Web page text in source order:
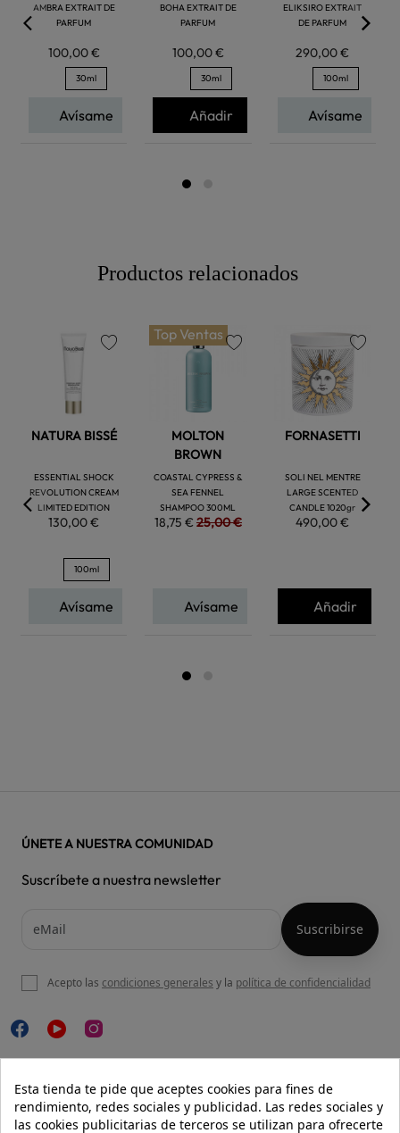
AMBRA EXTRAIT DE
PARFUM
100,00 €
30ml
Avísame
BOHA EXTRAIT DE
PARFUM
100,00 €
30ml
Añadir
ELIKSIRO EXTRAIT
DE PARFUM
290,00 €
100ml
Avísame
Productos relacionados
NATURA BISSÉ
ESSENTIAL SHOCK
REVOLUTION CREAM
LIMITED EDITION
130,00 €
100ml
Avísame
Top Ventas
MOLTON
BROWN
COASTAL CYPRESS &
SEA FENNEL
SHAMPOO 300ML
18,75 € 25,00 €
Avísame
FORNASETTI
SOLI NEL MENTRE
LARGE SCENTED
CANDLE 1020gr
490,00 €
favorite
Añadir
NUESTRA WEB
ÚNETE A NUESTRA COMUNIDAD
Suscríbete a nuestra newsletter
Acepto las condiciones generales y la política de confidencialidad
Esta tienda te pide que aceptes cookies para fines de
rendimiento, redes sociales y publicidad. Las redes sociales y
las cookies publicitarias de terceros se utilizan para ofrecerte